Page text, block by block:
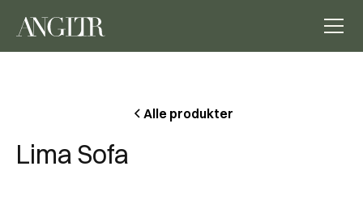
Alle produkter
Lima Sofa